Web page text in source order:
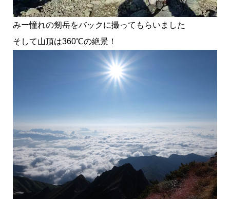
みー憧れの剱岳をバックに撮ってもらいました
そして山頂は360℃の絶景！